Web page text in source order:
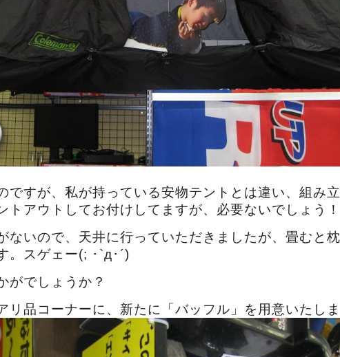
ですが、私が持っている安物テントとは違い、組み立
トアウトしてお付けしてますが、必要ないでしょう！
ないので、天井に行っていただきましたが、畳むと
。スゲェー(; ･`д･´)
がでしょうか？
リ品コーナーに、新たに「バッフル」を用意いたしま